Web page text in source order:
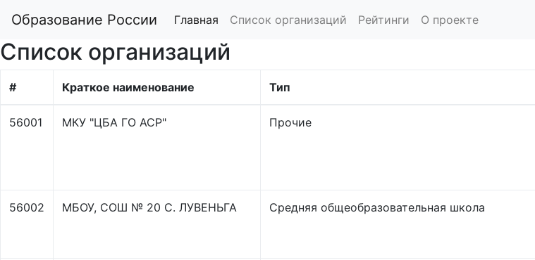
Образование России Главная Список организаций Рейтинги О проекте
Список организаций
# Краткое наименование Тип
56001 МКУ "ЦБА ГО АСР" Прочие
56002 МБОУ, СОШ № 20 С. ЛУВЕНЬГА Средняя общеобразовательная школа